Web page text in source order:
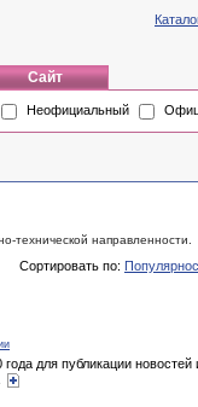
Сайт
Неофициальный
технической направленности.
Сортировать по:
для публикации